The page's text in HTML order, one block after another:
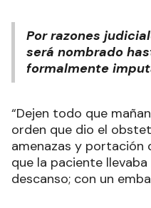
Por razones
será nombrado
formalmente
“Dejen todo que
orden que dio el
amenazas y portación
que la paciente
descanso; con un